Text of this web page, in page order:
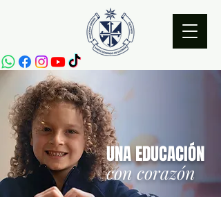
UNA EDUCACIÓN
con corazón